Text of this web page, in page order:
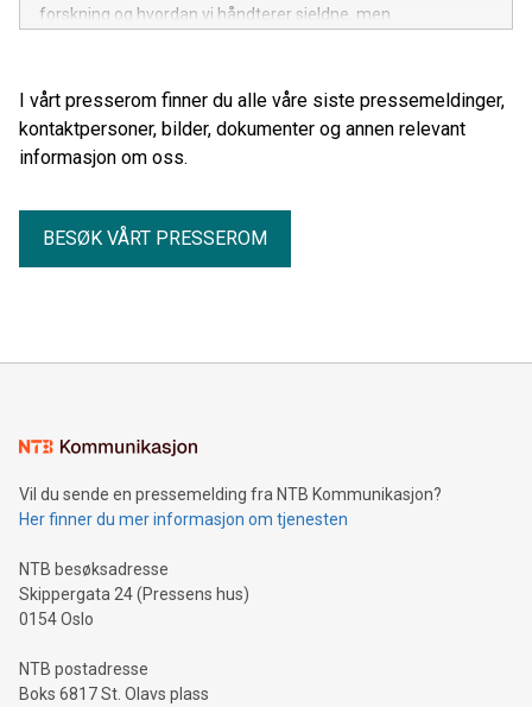
forskning og hvordan vi håndterer sjeldne, men
I vårt presserom finner du alle våre siste pressemeldinger,
kontaktpersoner, bilder, dokumenter og annen relevant
informasjon om oss.
BESØK VÅRT PRESSEROM
Vil du sende en pressemelding fra NTB Kommunikasjon?
Her finner du mer informasjon om tjenesten
NTB besøksadresse
Skippergata 24 (Pressens hus)
0154 Oslo
NTB postadresse
Boks 6817 St. Olavs plass